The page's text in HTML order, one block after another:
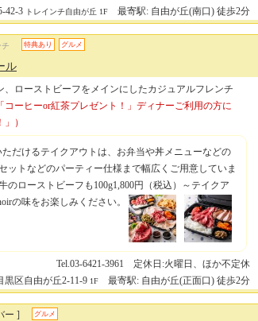
42-3 トレインチ自由が丘 1F 最寄駅: 自由が丘(南口) 徒歩2分
特典あり グルメ
ル
ローストビーフをメインにしたカジュアルフレンチ
コーヒーor紅茶プレゼント！」ディナーご利用の方に
）
だけるテイクアウトは、お弁当や丼メニューなどの
ットなどのパーティー仕様まで幅広くご用意していま
のローストビーフも100g1,800円（税込）～テイクア
の味をお楽しみください。
Tel.03-6421-3961 定休日:火曜日、ほか不定休
黒区自由が丘2-11-9 1F 最寄駅: 自由が丘(正面口) 徒歩2分
ー ] グルメ